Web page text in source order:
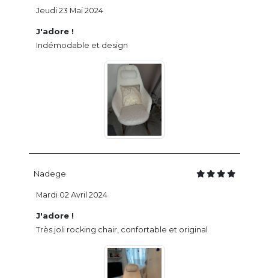
J'adore !
Indémodable et design
Jeudi 23 Mai 2024
Nadege
J'adore !
Très joli rocking chair, confortable et original
Mardi 02 Avril 2024